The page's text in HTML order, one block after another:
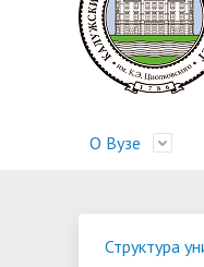
О Вузе
Структура